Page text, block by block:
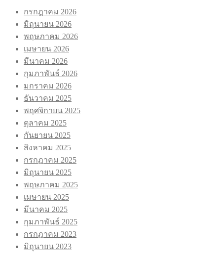
กรกฎาคม 2026
มิถุนายน 2026
พฤษภาคม 2026
เมษายน 2026
มีนาคม 2026
กุมภาพันธ์ 2026
มกราคม 2026
ธันวาคม 2025
พฤศจิกายน 2025
ตุลาคม 2025
กันยายน 2025
สิงหาคม 2025
กรกฎาคม 2025
มิถุนายน 2025
พฤษภาคม 2025
เมษายน 2025
มีนาคม 2025
กุมภาพันธ์ 2025
กรกฎาคม 2023
มิถุนายน 2023